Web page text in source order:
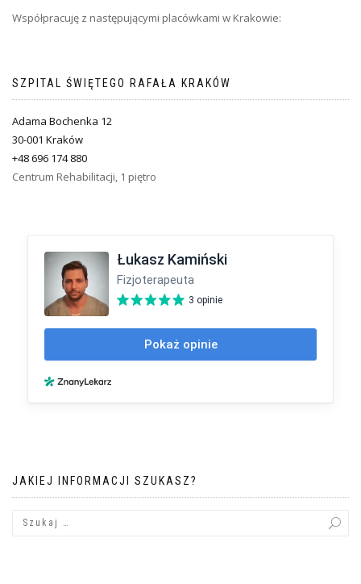
Współpracuję z następującymi placówkami w Krakowie:
SZPITAL ŚWIĘTEGO RAFAŁA KRAKÓW
Adama Bochenka 12
30-001 Kraków
+48 696 174 880
Centrum Rehabilitacji, 1 piętro
JAKIEJ INFORMACJI SZUKASZ?